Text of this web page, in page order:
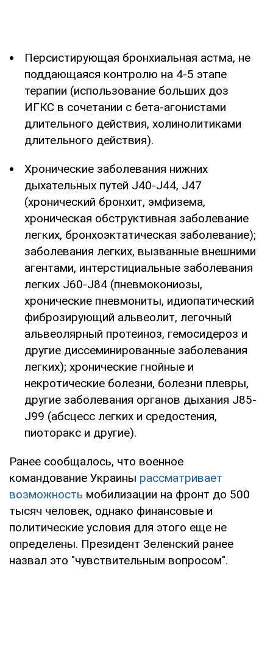
Персистирующая бронхиальная астма, не
поддающаяся контролю на 4-5 этапе
терапии (использование больших доз
ИГКС в сочетании с бета-агонистами
длительного действия, холинолитиками
длительного действия).
Хронические заболевания нижних
дыхательных путей J40-J44, J47
(хронический бронхит, эмфизема,
хроническая обструктивная заболевание
легких, бронхоэктатическая заболевание);
заболевания легких, вызванные внешними
агентами, интерстициальные заболевания
легких J60-J84 (пневмокониозы,
хронические пневмониты, идиопатический
фиброзирующий альвеолит, легочный
альвеолярный протеиноз, гемосидероз и
другие диссеминированные заболевания
легких); хронические гнойные и
некротические болезни, болезни плевры,
другие заболевания органов дыхания J85-
J99 (абсцесс легких и средостения,
пиоторакс и другие).
Ранее сообщалось, что военное
командование Украины рассматривает
возможность мобилизации на фронт до 500
тысяч человек, однако финансовые и
политические условия для этого еще не
определены. Президент Зеленский ранее
назвал это "чувствительным вопросом".